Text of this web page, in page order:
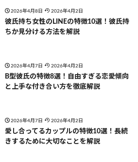
2026年4月8日 2026年4月2日
彼氏持ち女性のLINEの特徴10選！彼氏持
ちか見分ける方法を解説
2026年4月7日 2026年4月2日
B型彼氏の特徴8選！自由すぎる恋愛傾向
と上手な付き合い方を徹底解説
2026年4月7日 2026年4月2日
愛し合ってるカップルの特徴10選！長続
きするために大切なことを解説